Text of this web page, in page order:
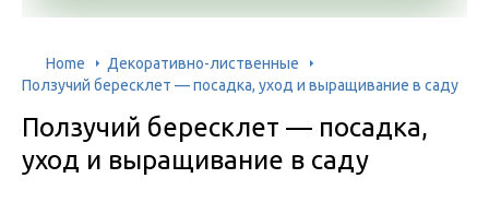
Home
Декоративно-лиственные
Ползучий бересклет — посадка, уход и выращивание в саду
Ползучий бересклет — посадка,
уход и выращивание в саду